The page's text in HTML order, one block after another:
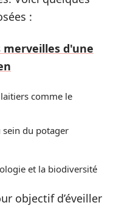
:
merveilles d'une
comme le
sein du potager
et la biodiversité
objectif d’éveiller